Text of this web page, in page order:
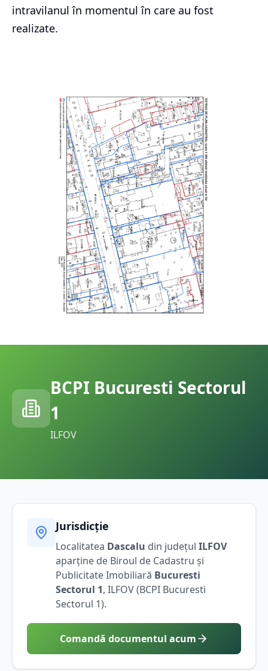
intravilanul în momentul în care au fost
realizate.
BCPI Bucuresti Sectorul
1
ILFOV
Jurisdicție
Localitatea Dascalu din județul ILFOV
aparține de Biroul de Cadastru și
Publicitate Imobiliară Bucuresti
Sectorul 1, ILFOV(BCPI Bucuresti
Sectorul 1).
Comandă documentul acum